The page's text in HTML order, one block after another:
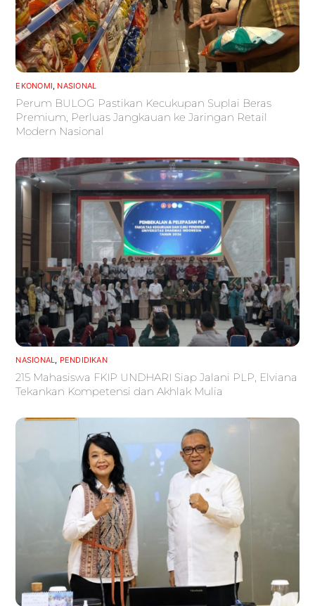
EKONOMI, NASIONAL
Perum BULOG Pastikan Kecukupan Suplai Beras
Premium, Perluas Jangkauan ke Jaringan Retail
Modern Nasional
NASIONAL, PENDIDIKAN
215 Mahasiswa FKIP UNDHARI Siap Jalani PLP, Elviana
Tekankan Kompetensi dan Akhlak Mulia